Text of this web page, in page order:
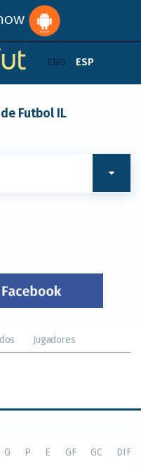
ENG ESP
Futbol IL
Jugadores
G P E GF GC DIF